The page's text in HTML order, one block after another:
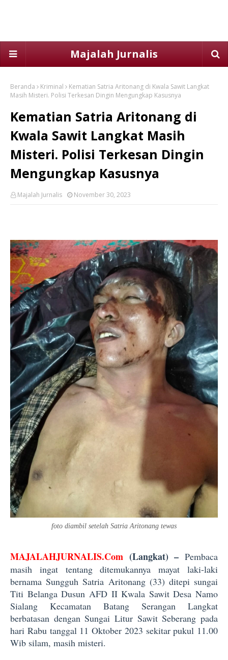
Majalah Jurnalis
Beranda Kriminal
Kematian Satria Aritonang di Kwala Sawit Langkat
Masih Misteri. Polisi Terkesan Dingin Mengungkap Kasusnya
Kematian Satria Aritonang di
Kwala Sawit Langkat Masih
Misteri. Polisi Terkesan Dingin
Mengungkap Kasusnya
Majalah Jurnalis November 30, 2023
foto diambil setelah Satria Aritonang tewas
MAJALAHJURNALIS.Com (Langkat) – Pembaca
masih ingat tentang ditemukannya mayat laki-laki
bernama Sungguh Satria Aritonang (33) ditepi sungai
Titi Belanga Dusun AFD II Kwala Sawit Desa Namo
Sialang Kecamatan Batang Serangan Langkat
berbatasan dengan Sungai Litur Sawit Seberang pada
hari Rabu tanggal 11 Oktober 2023 sekitar pukul 11.00
Wib silam, masih misteri.